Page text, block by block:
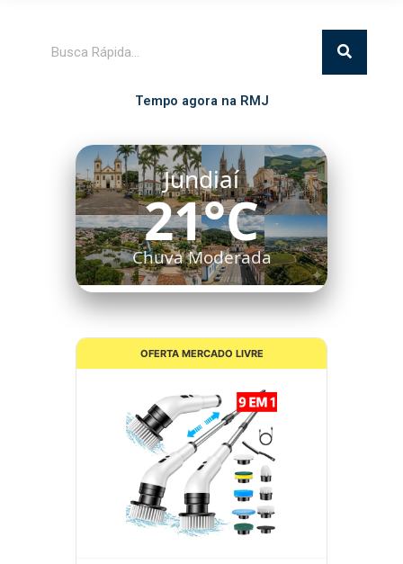
Tempo agora na RMJ
Jundiaí
21°C
Chuva Moderada
OFERTA MERCADO LIVRE